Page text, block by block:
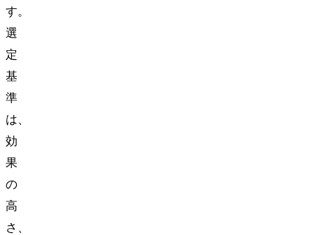
す。
選
定
基
準
は、
効
果
の
高
さ、